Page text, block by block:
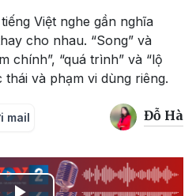
Việt nghe gần nghĩa
cho nhau. “Song” và
chính”, “quá trình” và “lộ
và phạm vi dùng riêng.
mail Đỗ Hà